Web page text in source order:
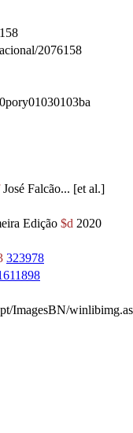
2076158
José Falcão... [et al.]
Edição $d 2020
323978
ImagesBN/